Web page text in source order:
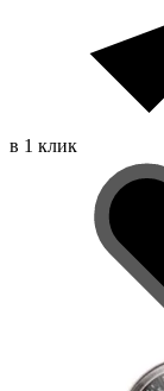
в 1 клик